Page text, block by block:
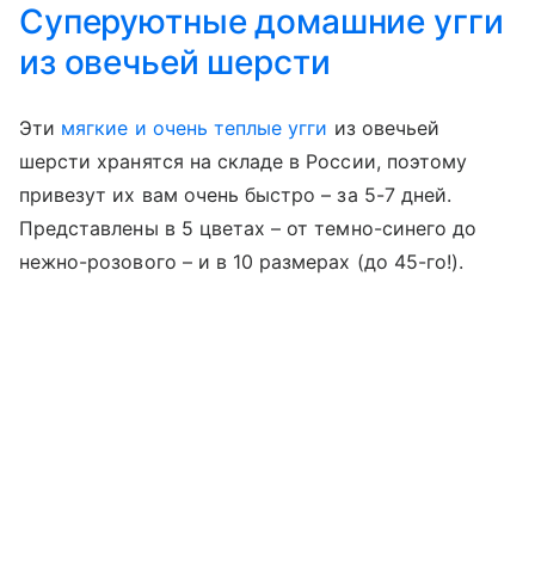
Суперуютные домашние угги
из овечьей шерсти
Эти мягкие и очень теплые угги из овечьей
шерсти хранятся на складе в России, поэтому
привезут их вам очень быстро – за 5-7 дней.
Представлены в 5 цветах – от темно-синего до
нежно-розового – и в 10 размерах (до 45-го!).